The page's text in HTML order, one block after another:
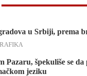
u Srbiji, prema
Pazaru, špekuliše se da
jeziku